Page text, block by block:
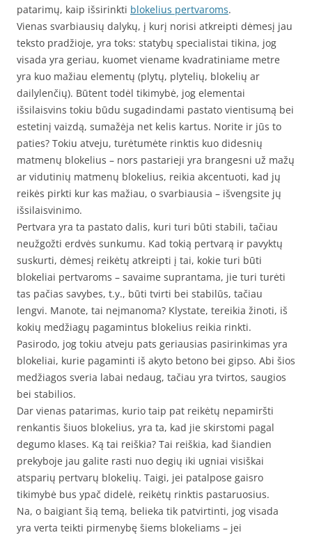
patarimų, kaip išsirinkti blokelius pertvaroms.
Vienas svarbiausių dalykų, į kurį norisi atkreipti dėmesį jau
teksto pradžioje, yra toks: statybų specialistai tikina, jog
visada yra geriau, kuomet viename kvadratiniame metre
yra kuo mažiau elementų (plytų, plytelių, blokelių ar
dailylenčių). Būtent todėl tikimybė, jog elementai
išsilaisvins tokiu būdu sugadindami pastato vientisumą bei
estetinį vaizdą, sumažėja net kelis kartus. Norite ir jūs to
paties? Tokiu atveju, turėtumėte rinktis kuo didesnių
matmenų blokelius – nors pastarieji yra brangesni už mažų
ar vidutinių matmenų blokelius, reikia akcentuoti, kad jų
reikės pirkti kur kas mažiau, o svarbiausia – išvengsite jų
išsilaisvinimo.
Pertvara yra ta pastato dalis, kuri turi būti stabili, tačiau
neužgožti erdvės sunkumu. Kad tokią pertvarą ir pavyktų
suskurti, dėmesį reikėtų atkreipti į tai, kokie turi būti
blokeliai pertvaroms – savaime suprantama, jie turi turėti
tas pačias savybes, t.y., būti tvirti bei stabilūs, tačiau
lengvi. Manote, tai neįmanoma? Klystate, tereikia žinoti, iš
kokių medžiagų pagamintus blokelius reikia rinkti.
Pasirodo, jog tokiu atveju pats geriausias pasirinkimas yra
blokeliai, kurie pagaminti iš akyto betono bei gipso. Abi šios
medžiagos sveria labai nedaug, tačiau yra tvirtos, saugios
bei stabilios.
Dar vienas patarimas, kurio taip pat reikėtų nepamiršti
renkantis šiuos blokelius, yra ta, kad jie skirstomi pagal
degumo klases. Ką tai reiškia? Tai reiškia, kad šiandien
prekyboje jau galite rasti nuo degių iki ugniai visiškai
atsparių pertvarų blokelių. Taigi, jei patalpose gaisro
tikimybė bus ypač didelė, reikėtų rinktis pastaruosius.
Na, o baigiant šią temą, belieka tik patvirtinti, jog visada
yra verta teikti pirmenybę šiems blokeliams – jei